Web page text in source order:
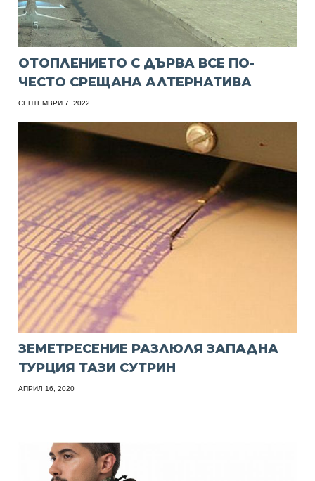
ОТОПЛЕНИЕТО С ДЪРВА ВСЕ ПО-
ЧЕСТО СРЕЩАНА АЛТЕРНАТИВА
СЕПТЕМВРИ 7, 2022
ЗЕМЕТРЕСЕНИЕ РАЗЛЮЛЯ ЗАПАДНА
ТУРЦИЯ ТАЗИ СУТРИН
АПРИЛ 16, 2020